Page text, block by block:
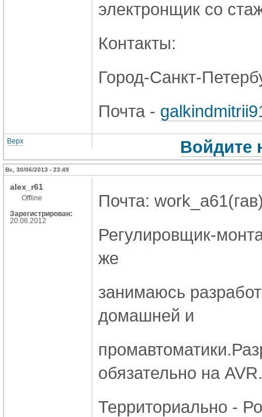
электронщик со
Контакты:
Город-Санкт-
Почта -
Верх Войдите
Вс, 30/06/2013 - 23:49
alex_r61
Offline
Зарегистрирован:
20.06.2012
Почта:
Регулировщик-
же
занимаюсь
домашней и
обязательно на AVR.
Территориально -